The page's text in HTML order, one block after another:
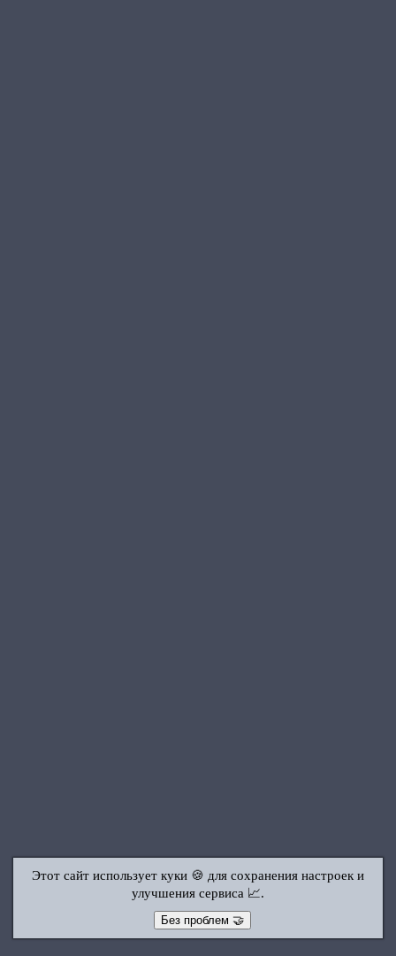
Этот сайт использует куки 🍪 для сохранения настроек и
улучшения сервиса 📈.
Без проблем 🤝